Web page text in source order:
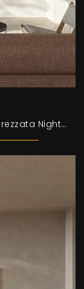
Clicca e scopri di più sulla parete attrezzata Night & Day L116 della marca Colombini Casa: è la soluzione dalle linee moderne perfetta per te.